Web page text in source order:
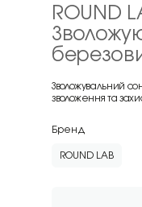
ROUND
Зволожувальний
зволоження та
Бренд
ROUND LAB